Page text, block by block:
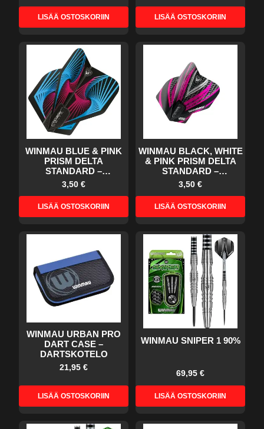
LISÄÄ OSTOSKORIIN LISÄÄ OSTOSKORIIN
WINMAU BLUE & PINK
PRISM DELTA
STANDARD –
DARTSSULAT
3,50 €
LISÄÄ OSTOSKORIIN
WINMAU BLACK, WHITE
& PINK PRISM DELTA
STANDARD –
DARTSSULAT
3,50 €
LISÄÄ OSTOSKORIIN
WINMAU URBAN PRO
DART CASE –
DARTSKOTELO
21,95 €
LISÄÄ OSTOSKORIIN
WINMAU SNIPER 1 90%
69,95 €
LISÄÄ OSTOSKORIIN